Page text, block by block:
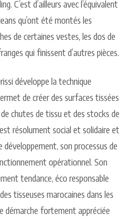
C’est d’ailleurs avec l’équivalent
qu’ont été montés les
de certaines vestes, les dos de
qui finissent d’autres pièces.
rissi développe la technique
ermet de créer des surfaces tissées
chutes de tissu et des stocks de
résolument social et solidaire et
développement, son processus de
opérationnel. Son
tendance, éco responsable
tisseuses marocaines dans les
démarche fortement appréciée